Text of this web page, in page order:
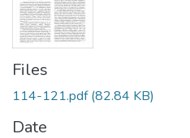
Files
114-121.pdf(82.84 KB)
Date